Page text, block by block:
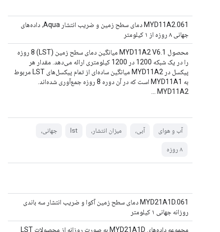
MYD11A2.061 دمای سطح زمین و ضریب انتشار Aqua، داده‌های
جهانی ۸ روزه از ۱ کیلومتر
محصول MYD11A2 V6.1 میانگین دمای سطح زمین (LST) 8 روزه
را در یک شبکه 1200 در 1200 کیلومتری ارائه می‌دهد. مقدار هر
پیکسل در MYD11A2 میانگین ساده‌ای از تمام پیکسل‌های LST مربوط
به MYD11A1 است که در آن دوره 8 روزه جمع‌آوری شده‌اند.
MYD11A2 ...
آب و هوای آبی، میزان انتشار، lst جهانی،
۸ روزه
MYD21A1D.061 دمای سطح زمین آکوا و ضریب انتشار سه باندی
روزانه جهانی ۱ کیلومتر
مجموعه داده‌های MYD21A1D به صورت روزانه از محصولات LST